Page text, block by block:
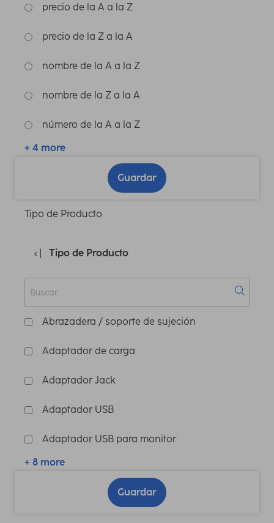
precio de la A a la Z
precio de la Z a la A
nombre de la A a la Z
nombre de la Z a la A
número de la A a la Z
+ 4 more
Guardar
Tipo de Producto
Tipo de Producto
Abrazadera / soporte de sujeción
Adaptador de carga
Adaptador Jack
Adaptador USB
Adaptador USB para monitor
+ 8 more
Guardar